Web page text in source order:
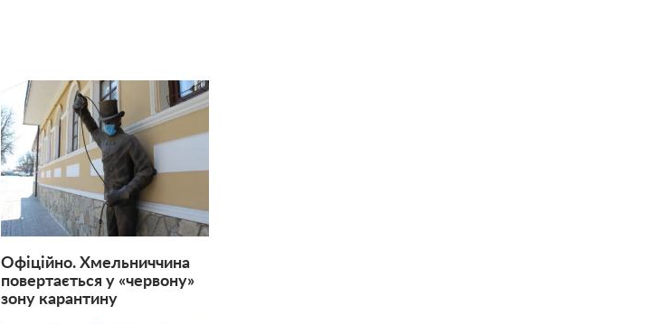
Офіційно. Хмельниччина
повертається у «червону»
зону карантину